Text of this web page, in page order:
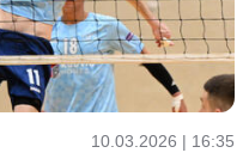
10.03.2026 | 16:35